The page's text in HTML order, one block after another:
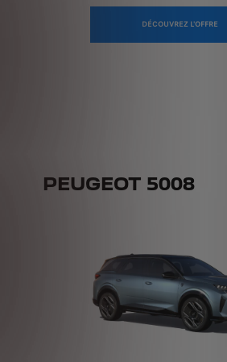
DÉCOUVREZ L'OFFRE